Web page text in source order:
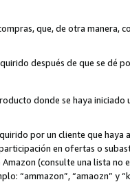
que, de otra manera,
después de que se dé
donde se haya
por un cliente que haya
en ofertas o
(consulte una lista no
“ammazon”, “amaozn” y